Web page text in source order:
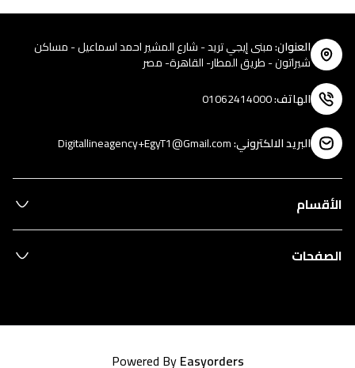
العنوان:مبنى إيجي تريد - شارع المشير احمد اسماعيل - مساكن
شيراتون - طريق المطار- القاهرة- مصر
الهاتف:
01062414000
البريد الالكتروني:
Digitallineagency+EgyT1@Gmail.com
الأقسام
الصفحات
Powered ByEasyorders